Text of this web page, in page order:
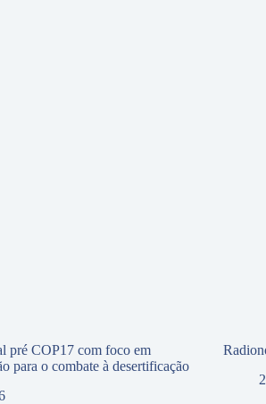
pré COP17 com foco em
para o combate à desertificação